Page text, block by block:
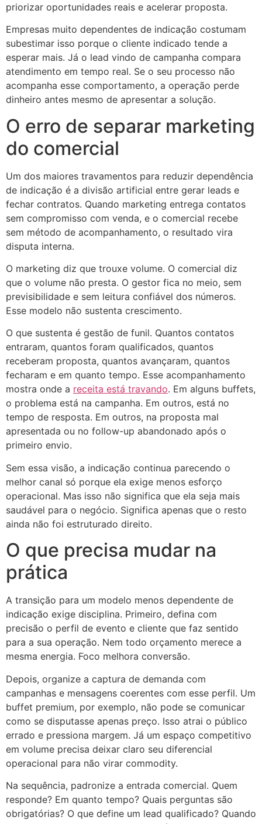
priorizar oportunidades reais e acelerar proposta.
Empresas muito dependentes de indicação costumam
subestimar isso porque o cliente indicado tende a
esperar mais. Já o lead vindo de campanha compara
atendimento em tempo real. Se o seu processo não
acompanha esse comportamento, a operação perde
dinheiro antes mesmo de apresentar a solução.
O erro de separar marketing
do comercial
Um dos maiores travamentos para reduzir dependência
de indicação é a divisão artificial entre gerar leads e
fechar contratos. Quando marketing entrega contatos
sem compromisso com venda, e o comercial recebe
sem método de acompanhamento, o resultado vira
disputa interna.
O marketing diz que trouxe volume. O comercial diz
que o volume não presta. O gestor fica no meio, sem
previsibilidade e sem leitura confiável dos números.
Esse modelo não sustenta crescimento.
O que sustenta é gestão de funil. Quantos contatos
entraram, quantos foram qualificados, quantos
receberam proposta, quantos avançaram, quantos
fecharam e em quanto tempo. Esse acompanhamento
mostra onde a receita está travando. Em alguns buffets,
o problema está na campanha. Em outros, está no
tempo de resposta. Em outros, na proposta mal
apresentada ou no follow-up abandonado após o
primeiro envio.
Sem essa visão, a indicação continua parecendo o
melhor canal só porque ela exige menos esforço
operacional. Mas isso não significa que ela seja mais
saudável para o negócio. Significa apenas que o resto
ainda não foi estruturado direito.
O que precisa mudar na
prática
A transição para um modelo menos dependente de
indicação exige disciplina. Primeiro, defina com
precisão o perfil de evento e cliente que faz sentido
para a sua operação. Nem todo orçamento merece a
mesma energia. Foco melhora conversão.
Depois, organize a captura de demanda com
campanhas e mensagens coerentes com esse perfil. Um
buffet premium, por exemplo, não pode se comunicar
como se disputasse apenas preço. Isso atrai o público
errado e pressiona margem. Já um espaço competitivo
em volume precisa deixar claro seu diferencial
operacional para não virar commodity.
Na sequência, padronize a entrada comercial. Quem
responde? Em quanto tempo? Quais perguntas são
obrigatórias? O que define um lead qualificado? Quando